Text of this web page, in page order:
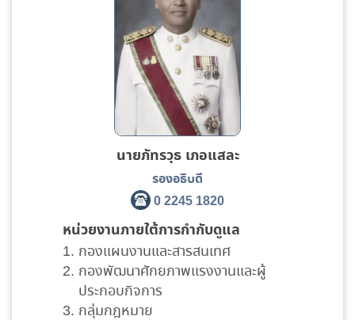
นายภัทรวุธ เภอแสละ
รองอธิบดี
0 2245 1820
หน่วยงานภายใต้การกำกับดูแล
กองแผนงานและสารสนเทศ
กองพัฒนาศักยภาพแรงงานและผู้
ประกอบกิจการ
กลุ่มกฎหมาย